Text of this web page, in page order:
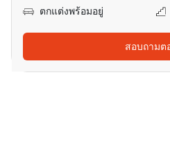
ตกแต่งพร้อมอยู่
สอบถามต